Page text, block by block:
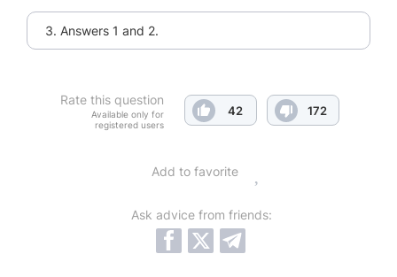
3. Answers 1 and 2.
Rate this question
Available only for
registered users
42 172
Add to favorite
Ask advice from friends: